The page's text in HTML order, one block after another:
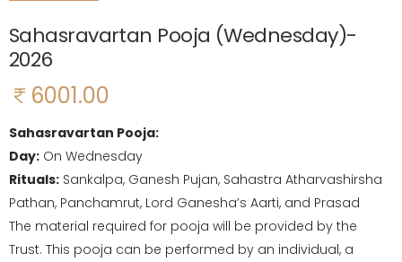
Sahasravartan Pooja (Wednesday)-
2026
6001.00
Sahasravartan Pooja:
Day: On Wednesday
Rituals: Sankalpa, Ganesh Pujan, Sahastra Atharvashirsha
Pathan, Panchamrut, Lord Ganesha’s Aarti, and Prasad
The material required for pooja will be provided by the
Trust. This pooja can be performed by an individual, a